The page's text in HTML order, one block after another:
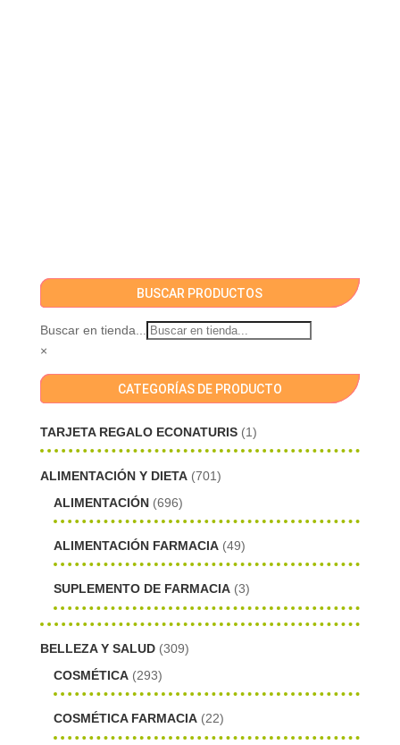
BUSCAR PRODUCTOS
Buscar en tienda...
×
CATEGORÍAS DE PRODUCTO
TARJETA REGALO ECONATURIS (1)
ALIMENTACIÓN Y DIETA (701)
ALIMENTACIÓN (696)
ALIMENTACIÓN FARMACIA (49)
SUPLEMENTO DE FARMACIA (3)
BELLEZA Y SALUD (309)
COSMÉTICA (293)
COSMÉTICA FARMACIA (22)